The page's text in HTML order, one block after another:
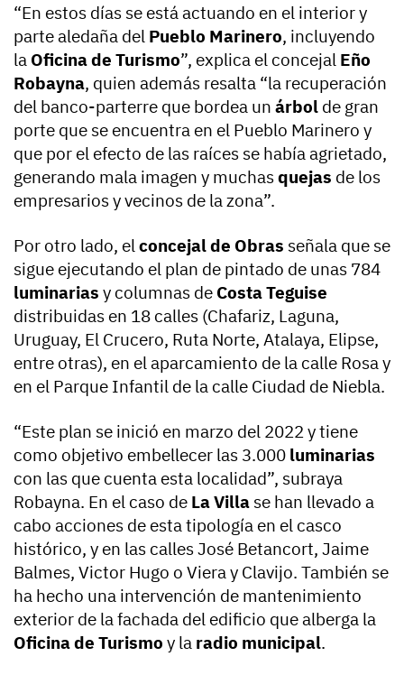
“En estos días se está actuando en el interior y
parte aledaña del Pueblo Marinero, incluyendo
la Oficina de Turismo”, explica el concejal Eño
Robayna, quien además resalta “la recuperación
del banco-parterre que bordea un árbol de gran
porte que se encuentra en el Pueblo Marinero y
que por el efecto de las raíces se había agrietado,
generando mala imagen y muchasquejas de los
empresarios y vecinos de la zona”.
Por otro lado, el concejal de Obras señala que se
sigue ejecutando el plan de pintado de unas 784
luminarias y columnas de Costa Teguise
distribuidas en 18 calles (Chafariz, Laguna,
Uruguay, El Crucero, Ruta Norte, Atalaya, Elipse,
entre otras), en el aparcamiento de la calle Rosa y
en el Parque Infantil de la calle Ciudad de Niebla.
“Este plan se inició en marzo del 2022 y tiene
como objetivo embellecer las 3.000 luminarias
con las que cuenta esta localidad”, subraya
Robayna. En el caso de La Villa se han llevado a
cabo acciones de esta tipología en el casco
histórico, y en las calles José Betancort, Jaime
Balmes, Victor Hugo o Viera y Clavijo. También se
ha hecho una intervención de mantenimiento
exterior de la fachada del edificio que alberga la
Oficina de Turismo y la radio municipal.